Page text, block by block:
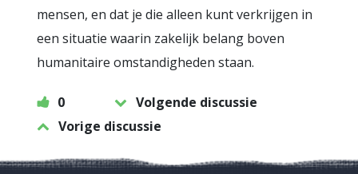
mensen, en dat je die alleen kunt verkrijgen in
een situatie waarin zakelijk belang boven
humanitaire omstandigheden staan.
0
Volgende discussie
Vorige discussie